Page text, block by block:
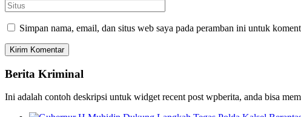
Simpan nama, email, dan situs web saya pada peramban ini untuk
Berita Kriminal
Ini adalah contoh deskripsi untuk widget recent post wpberita, anda bisa